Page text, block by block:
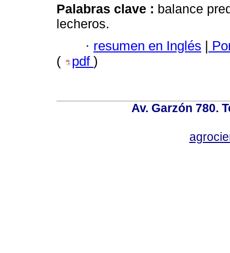
Palabras clave : balance
lecheros.
· resumen en Inglés |
(
pdf )
Av. Garzón 780.